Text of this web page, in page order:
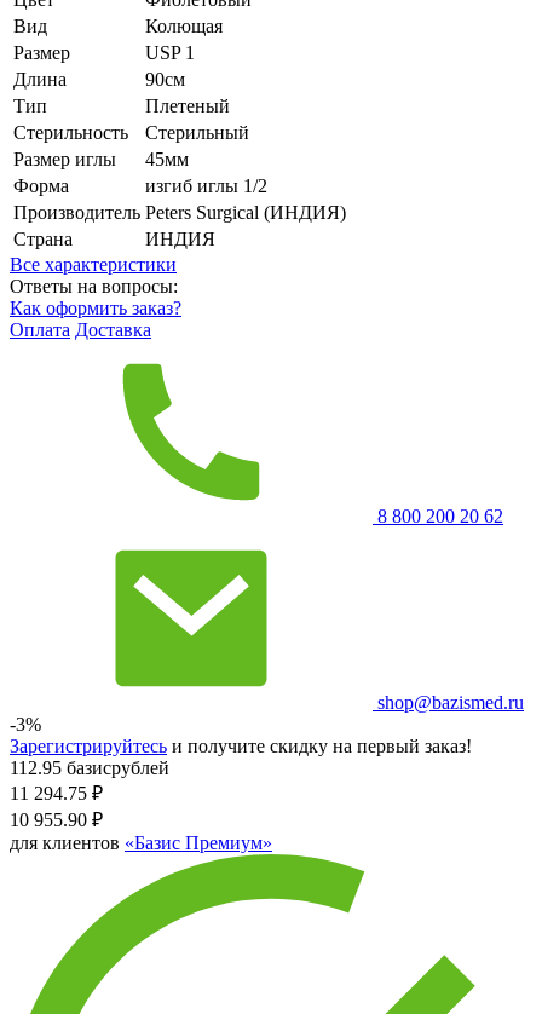
Вид
Колющая
Размер
USP 1
Длина
90см
Тип
Плетеный
Стерильность
Стерильный
Размер иглы
45мм
Форма
изгиб иглы 1/2
Производитель Peters Surgical (ИНДИЯ)
Страна
ИНДИЯ
Все характеристики
Ответы на вопросы:
Как оформить заказ?
Оплата Доставка
8 800 200 20 62
shop@bazismed.ru
-3%
Зарегистрируйтесь и получите скидку на первый заказ!
112.95 базисрублей
11 294.75 ₽
10 955.90 ₽
для клиентов «Базис Премиум»